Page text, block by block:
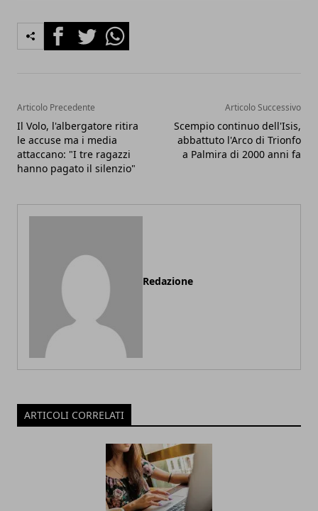
FacebookTwitterWhatsapp
Articolo Precedente
Il Volo, l'albergatore ritira
le accuse ma i media
attaccano: "I tre ragazzi
hanno pagato il silenzio"
Articolo Successivo
Scempio continuo dell'Isis,
abbattuto l'Arco di Trionfo
a Palmira di 2000 anni fa
Redazione
ARTICOLI CORRELATI